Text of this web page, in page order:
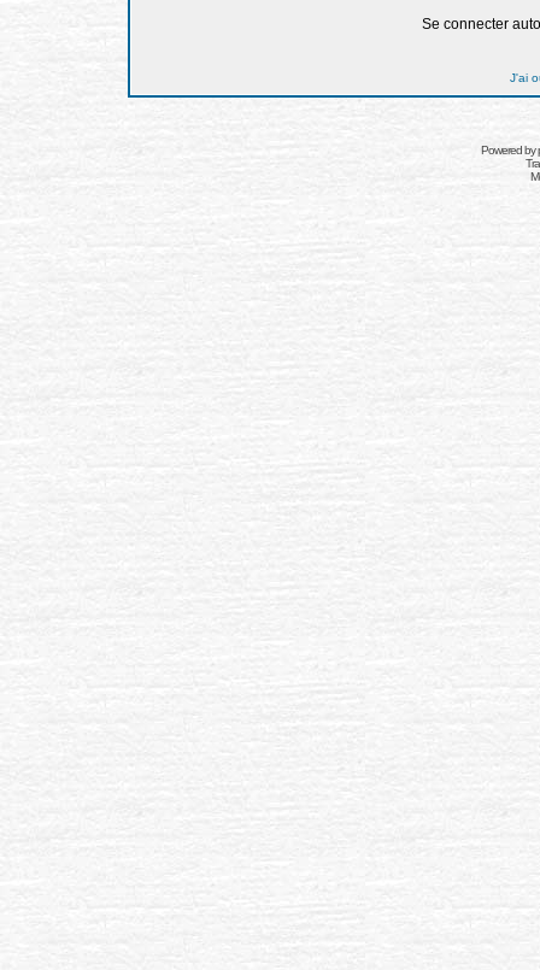
Se connecter
J'ai
Powered by